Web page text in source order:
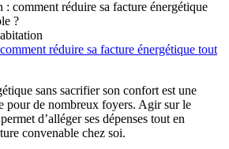
réduire sa facture énergétique tout
sans sacrifier son confort est une
pour de nombreux foyers. Agir sur le
d’alléger ses dépenses tout en
convenable chez soi.